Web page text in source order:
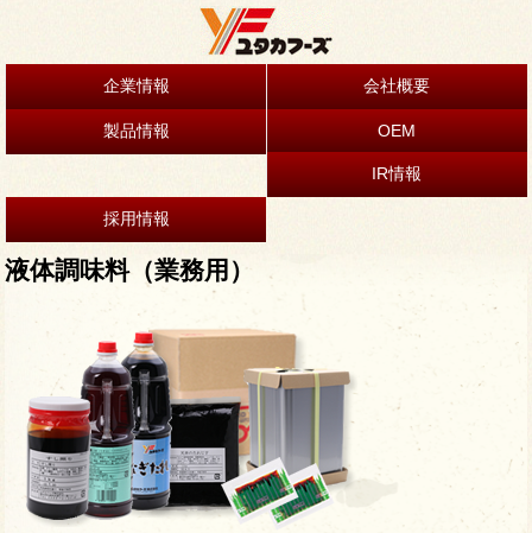
企業情報 会社概要
製品情報 OEM
IR情報
採用情報
液体調味料（業務用）